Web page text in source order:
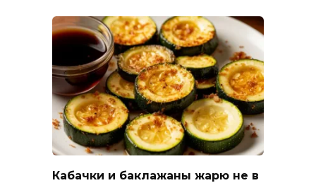
Кабачки и баклажаны жарю не в